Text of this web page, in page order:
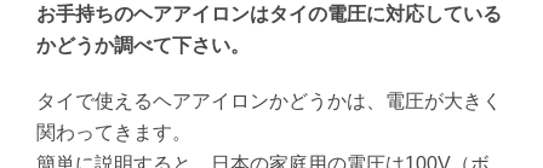
お手持ちのヘアアイロンはタイの電圧に対応している
かどうか調べて下さい。
タイで使えるヘアアイロンかどうかは、電圧が大きく
関わってきます。
簡単に説明すると、日本の家庭用の電圧は100V（ボ